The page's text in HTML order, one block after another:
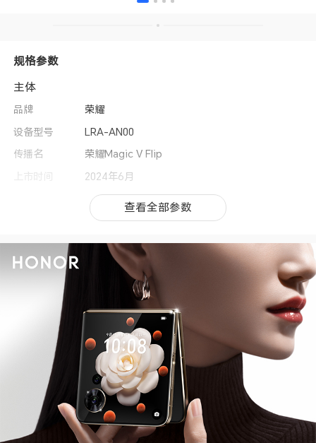
规格参数
主体
品牌
荣耀
设备型号
LRA-AN00
传播名
荣耀Magic V Flip
上市时间
2024年6月
MagicOS 8.0（基于Android 14）
MagicOS 8.0
MagicOS功能
一键大片、图库语义搜索、灵动胶囊、魔法锁屏、
任意门、全屏熄屏显示、桌面大文件夹自定义、收
藏空间、平行空间、个人事务中心、YOYO助理、
个性化锁屏、反诈防火墙、智慧识码、气息唤醒、
YOYO建议、Magic 文本、OS Turbo X、GPU T
urbo X、智慧互联、智慧运存、语音控制呼叫、
多屏协同、电脑模式、智慧视觉、智慧识屏、全屏
翻译、语音翻译、AI字幕、智慧多窗、深色模式、
电子书模式、状态互动AOD、纯净文件管理、荣
耀分享、快捷启动及手势、应用分身、换机克隆、
名片扫描、备份与恢复、服务维修模式(备注:1、快
捷启动及手势：含指关节截屏、双指关节录屏、拿
起手机亮屏、双击亮屏、全局收藏、全局批注、翻
转手机静音、拿起手机减弱音量、电源键唤醒智慧
语音。
2、智慧视觉：含智能抠图、文字提取、扫码、智
能识别、翻译、文档扫描、卡证扫描。)
查看全部参数
查看全部参数